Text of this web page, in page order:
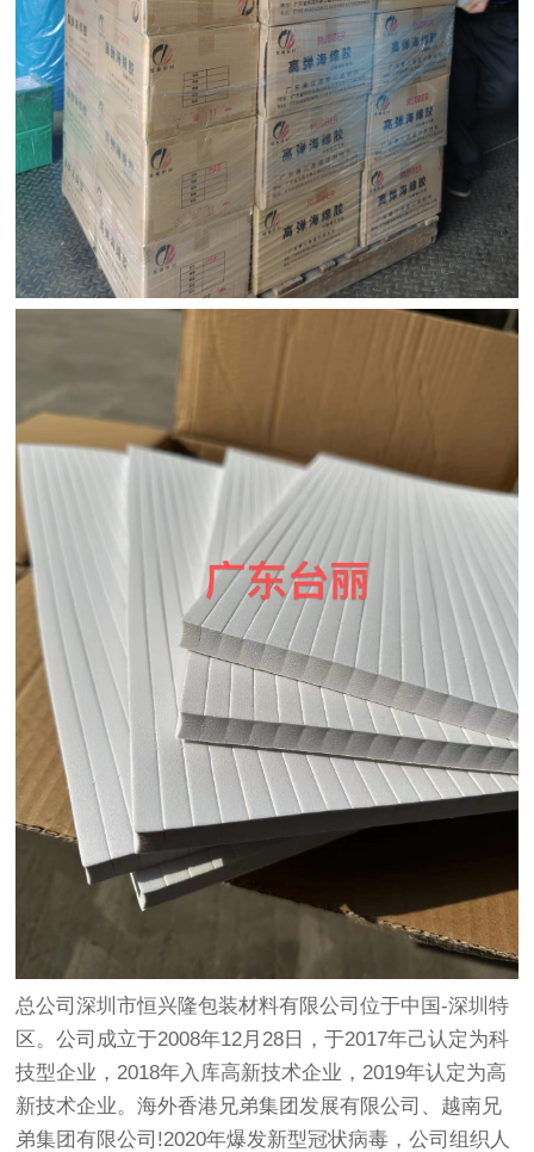
总公司深圳市恒兴隆包装材料有限公司位于中国-深圳特
区。公司成立于2008年12月28日，于2017年己认定为科
技型企业，2018年入库高新技术企业，2019年认定为高
新技术企业。海外香港兄弟集团发展有限公司、越南兄
弟集团有限公司!2020年爆发新型冠状病毒，公司组织人